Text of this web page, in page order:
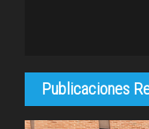
Publicaciones